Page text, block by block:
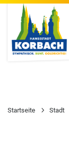
Startseite Stadt